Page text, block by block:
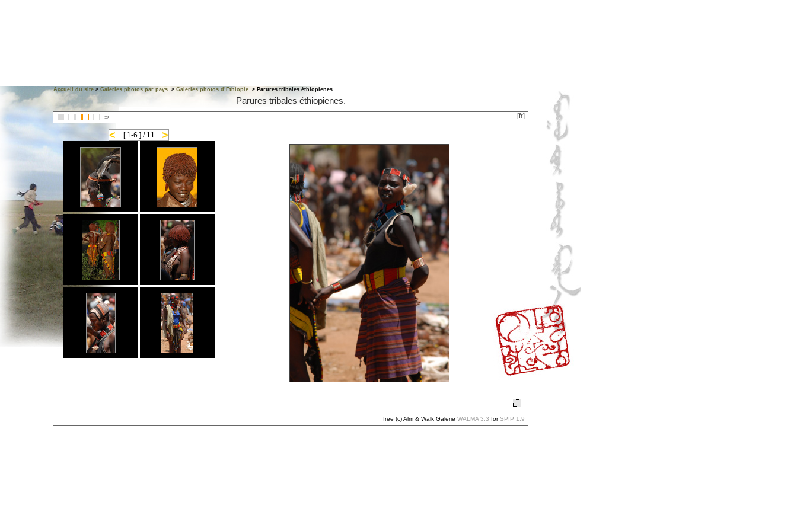
Accueil du site > Galeries photos par pays. > Galeries photos d’Ethiopie. > Parures tribales éthiopienes.
Parures tribales éthiopienes.
::> [fr]
< >
[ 1-6 ] / 11
free (c) Alm & Walk Galerie WALMA 3.3 forSPIP 1.9